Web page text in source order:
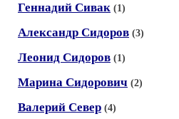
Геннадий Сивак (1)
Александр Сидоров (3)
Леонид Сидоров (1)
Марина Сидорович (2)
Валерий Север (4)